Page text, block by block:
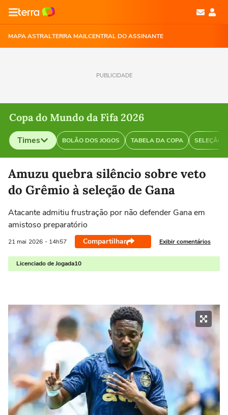
MAPA ASTRALTERRA MAILCENTRAL DO ASSINANTE
PUBLICIDADE
Copa do Mundo da Fifa 2026
Times BOLÃO DOS JOGOS TABELA DA COPA SELEÇÃO
Selecione o time para ver as notícias
Amuzu quebra silêncio sobre veto
do Grêmio à seleção de Gana
Atacante admitiu frustração por não defender Gana em
amistoso preparatório
21 mai 2026 - 14h57 Compartilhar Exibir comentários
Licenciado de Jogada10